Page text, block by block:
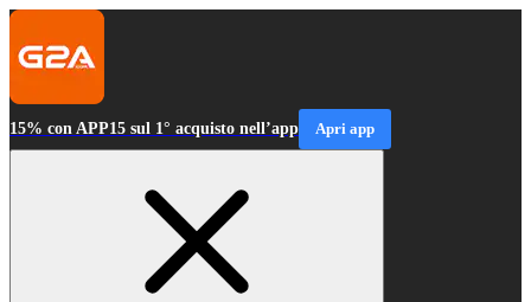
15% con APP15 sul 1° acquisto nell’app Apri app